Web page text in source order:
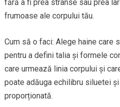
fără a fi prea strânse sau prea
frumoase ale corpului tău.
Cum să o faci: Alege haine care
pentru a defini talia și formele
care urmează linia corpului și
poate adăuga echilibru siluetei
proporționată.